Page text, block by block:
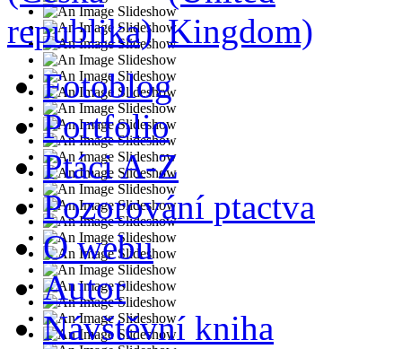
Fotoblog
Portfolio
Ptáci A-Z
Pozorování ptactva
O webu
Autor
Návštěvní kniha